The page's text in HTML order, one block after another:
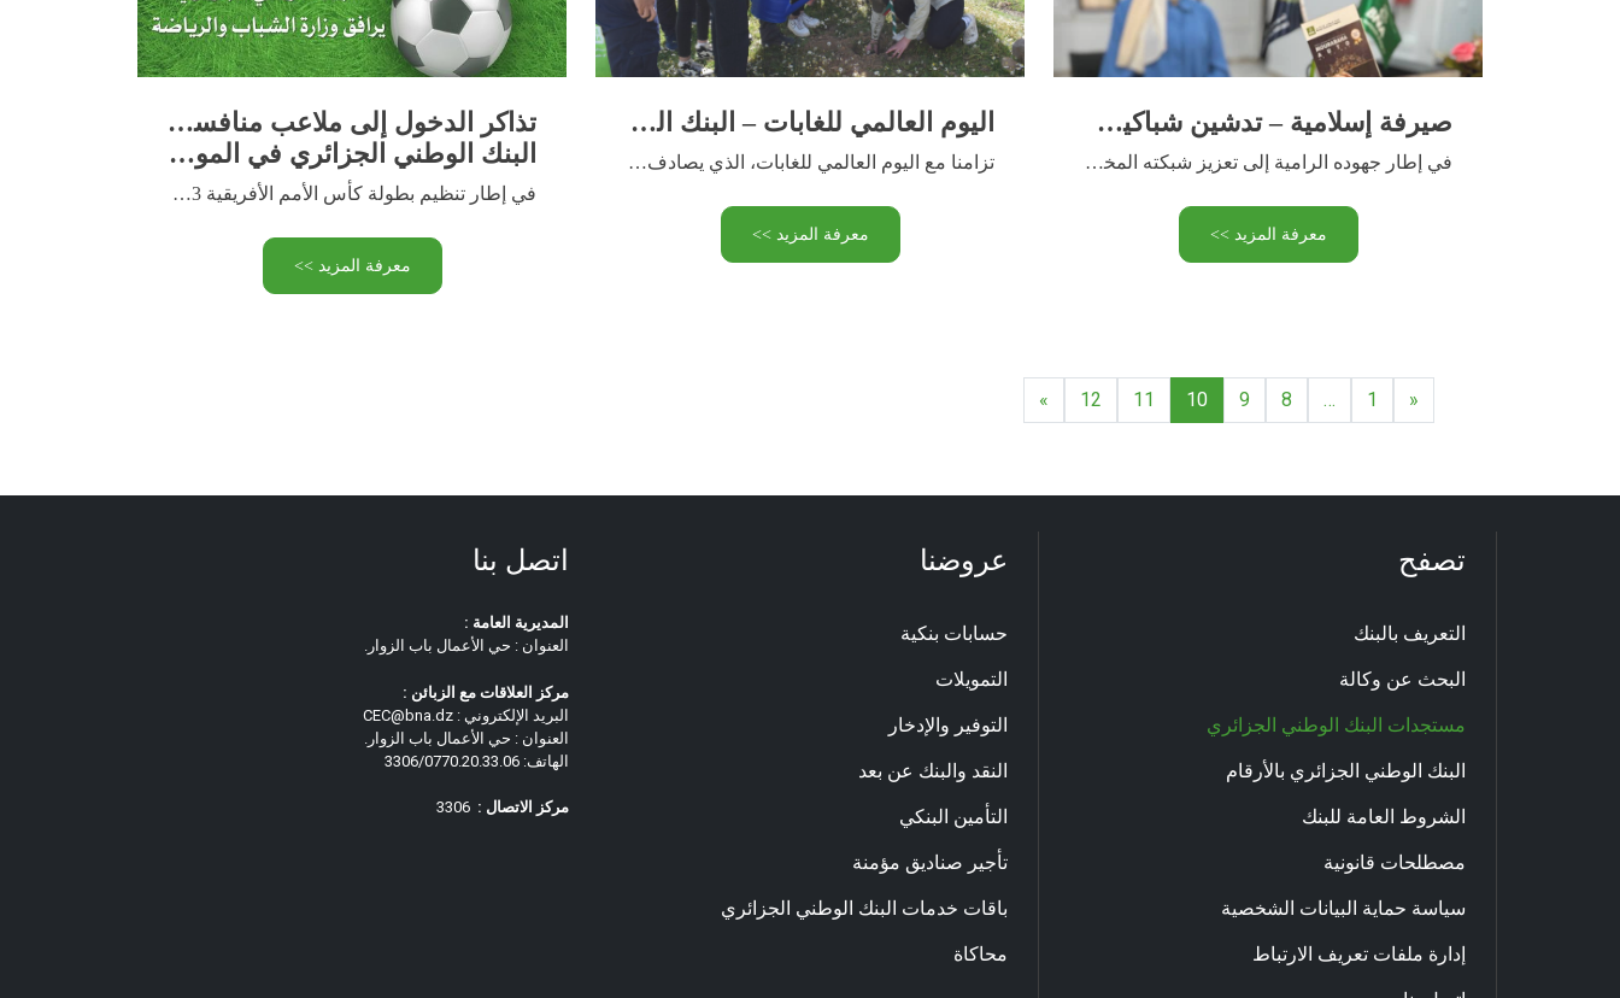
صيرفة إسلامية – تدشين شباكين جديدين
في إطار جهوده الرامية إلى تعزيز شبكته المخصصة لنشاط الصيرفة …
معرفة المزيد >>
اليوم العالمي للغابات – البنك الوطني الجزائري ينظم حملة تشجير وإعادة تشجير
تزامنا مع اليوم العالمي للغابات، الذي يصادف 21 مارس من …
معرفة المزيد >>
تذاكر الدخول إلى ملاعب منافسات بطولة كأس الأمم الأفريقية CHAN 2023
البنك الوطني الجزائري في الموعد
في إطار تنظيم بطولة كأس الأمم الأفريقية CHAN 2023 في …
معرفة المزيد >>
«
1
…
8
9
10
11
12
»
تصفح
التعريف بالبنك
البحث عن وكالة
مستجدات البنك الوطني الجزائري
البنك الوطني الجزائري بالأرقام
الشروط العامة للبنك
مصطلحات قانونية
سياسة حماية البيانات الشخصية
إدارة ملفات تعريف الارتباط
عروضنا
حسابات بنكية
التمويلات
التوفير والإدخار
النقد والبنك عن بعد
التأمين البنكي
تأجير صناديق مؤمنة
باقات خدمات البنك الوطني الجزائري
محاكاة
اتصل بنا
المديرية العامة :
العنوان : حي الأعمال باب الزوار.
مركز العلاقات مع الزبائن :
البريد الإلكتروني : CEC@bna.dz
العنوان : حي الأعمال باب الزوار.
الهاتف: 3306/0770.20.33.06
مركز الاتصال :